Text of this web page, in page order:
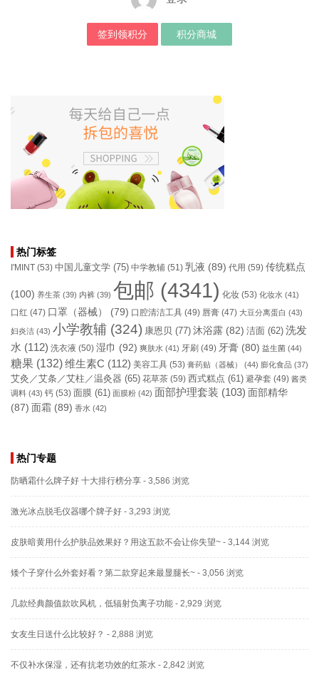
签到领积分 积分商城
热门标签
I'MINT (53) 中国儿童文学 (75) 中学教辅 (51) 乳液 (89) 代用 (59) 传统糕点
(100) 养生茶 (39) 内裤 (39) 包邮 (4341) 化妆 (53) 化妆水 (41)
口红 (47) 口罩（器械） (79) 口腔清洁工具 (49) 唇膏 (47) 大豆分离蛋白 (43)
妇炎洁 (43) 小学教辅 (324) 康恩贝 (77) 沐浴露 (82) 洁面 (62) 洗发
水 (112) 洗衣液 (50) 湿巾 (92) 爽肤水 (41) 牙刷 (49) 牙膏 (80) 益生菌 (44)
糖果 (132)维生素C (112) 美容工具 (53) 膏药贴（器械） (44) 膨化食品 (37)
艾灸／艾条／艾柱／温灸器 (65) 花草茶 (59) 西式糕点 (61) 避孕套 (49) 酱类
调料 (43) 钙 (53) 面膜 (61) 面膜粉 (42) 面部护理套装 (103) 面部精华
(87) 面霜 (89) 香水 (42)
热门专题
防晒霜什么牌子好 十大排行榜分享 - 3,586 浏览
激光冰点脱毛仪器哪个牌子好 - 3,293 浏览
皮肤暗黄用什么护肤品效果好？用这五款不会让你失望~ - 3,144 浏览
矮个子穿什么外套好看？第二款穿起来最显腿长~ - 3,056 浏览
几款经典颜值款吹风机，低辐射负离子功能 - 2,929 浏览
女友生日送什么比较好？ - 2,888 浏览
不仅补水保湿，还有抗老功效的红茶水 - 2,842 浏览